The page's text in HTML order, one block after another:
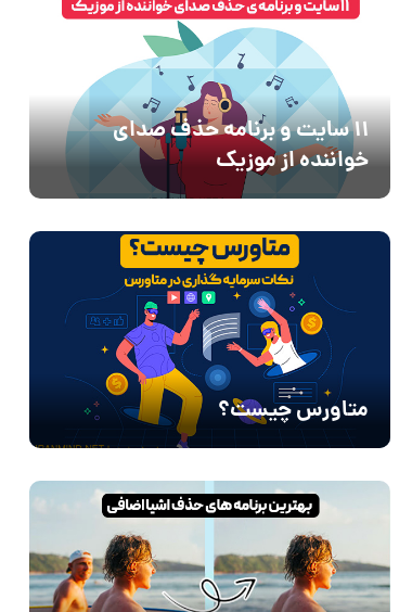
11 سایت و برنامه حذف صدای
خواننده از موزیک
متاورس چیست؟